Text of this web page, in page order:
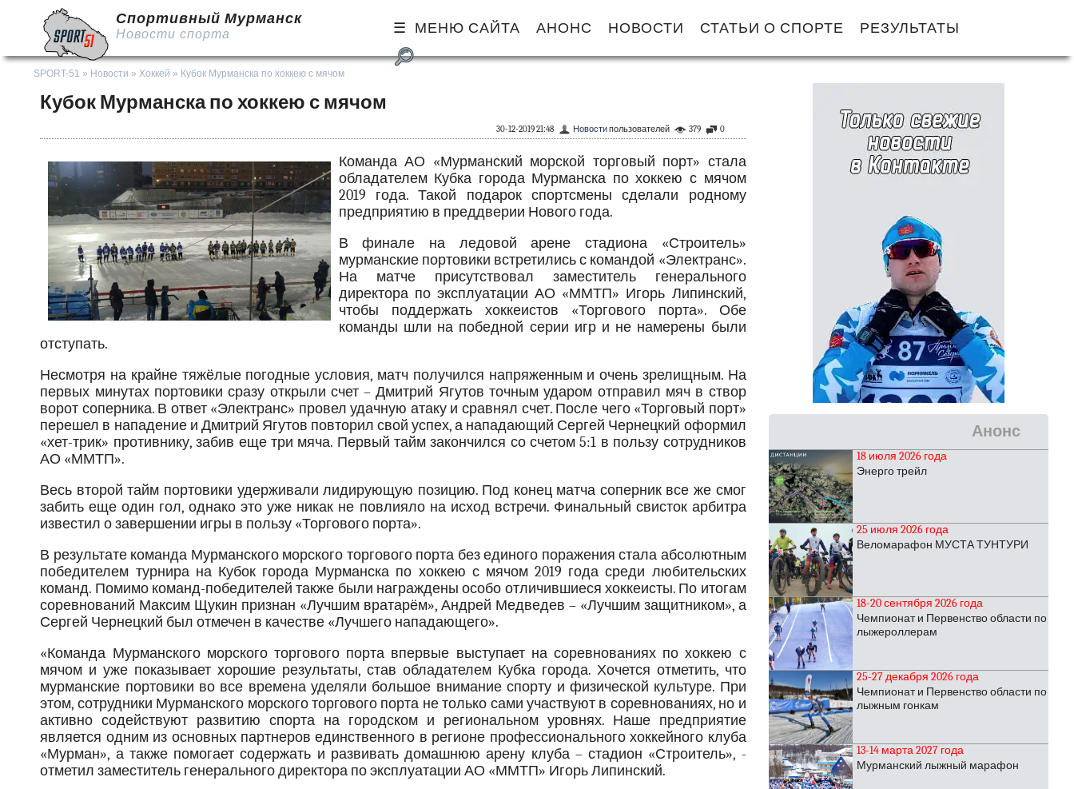
Спортивный Мурманск
Новости спорта МЕНЮ САЙТА АНОНС НОВОСТИ СТАТЬИ О СПОРТЕ РЕЗУЛЬТАТЫ
SPORT-51 » Новости » Хоккей » Кубок Мурманска по хоккею с мячом
Кубок Мурманска по хоккею с мячом
0
379
Новостипользователей
30-12-2019 21:48
Команда АО «Мурманский морской торговый порт» стала
обладателем Кубка города Мурманска по хоккею с мячом
2019 года. Такой подарок спортсмены сделали родному
предприятию в преддверии Нового года.
В финале на ледовой арене стадиона «Строитель»
мурманские портовики встретились с командой «Электранс».
На матче присутствовал заместитель генерального
директора по эксплуатации АО «ММТП» Игорь Липинский,
чтобы поддержать хоккеистов «Торгового порта». Обе
команды шли на победной серии игр и не намерены были
отступать.
Несмотря на крайне тяжёлые погодные условия, матч получился напряженным и очень зрелищным. На
первых минутах портовики сразу открыли счет – Дмитрий Ягутов точным ударом отправил мяч в створ
ворот соперника. В ответ «Электранс» провел удачную атаку и сравнял счет. После чего «Торговый порт»
перешел в нападение и Дмитрий Ягутов повторил свой успех, а нападающий Сергей Чернецкий оформил
«хет-трик» противнику, забив еще три мяча. Первый тайм закончился со счетом 5:1 в пользу сотрудников
АО «ММТП».
Весь второй тайм портовики удерживали лидирующую позицию. Под конец матча соперник все же смог
забить еще один гол, однако это уже никак не повлияло на исход встречи. Финальный свисток арбитра
известил о завершении игры в пользу «Торгового порта».
В результате команда Мурманского морского торгового порта без единого поражения стала абсолютным
победителем турнира на Кубок города Мурманска по хоккею с мячом 2019 года среди любительских
команд. Помимо команд-победителей также были награждены особо отличившиеся хоккеисты. По итогам
соревнований Максим Щукин признан «Лучшим вратарём», Андрей Медведев – «Лучшим защитником», а
Сергей Чернецкий был отмечен в качестве «Лучшего нападающего».
«Команда Мурманского морского торгового порта впервые выступает на соревнованиях по хоккею с
мячом и уже показывает хорошие результаты, став обладателем Кубка города. Хочется отметить, что
мурманские портовики во все времена уделяли большое внимание спорту и физической культуре. При
этом, сотрудники Мурманского морского торгового порта не только сами участвуют в соревнованиях, но и
активно содействуют развитию спорта на городском и региональном уровнях. Наше предприятие
является одним из основных партнеров единственного в регионе профессионального хоккейного клуба
«Мурман», а также помогает содержать и развивать домашнюю арену клуба – стадион «Строитель», -
отметил заместитель генерального директора по эксплуатации АО «ММТП» Игорь Липинский.
Анонс
18 июля 2026 года
Энерго трейл
25 июля 2026 года
Веломарафон МУСТА ТУНТУРИ
18-20 сентября 2026 года
Чемпионат и Первенство области по
лыжероллерам
25-27 декабря 2026 года
Чемпионат и Первенство области по
лыжным гонкам
13-14 марта 2027 года
Мурманский лыжный марафон